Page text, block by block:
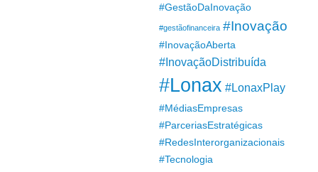
#GestãoDaInovação
#gestãofinanceira #Inovação
#InovaçãoAberta
#InovaçãoDistribuída
#Lonax #LonaxPlay
#MédiasEmpresas
#ParceriasEstratégicas
#RedesInterorganizacionais
#Tecnologia